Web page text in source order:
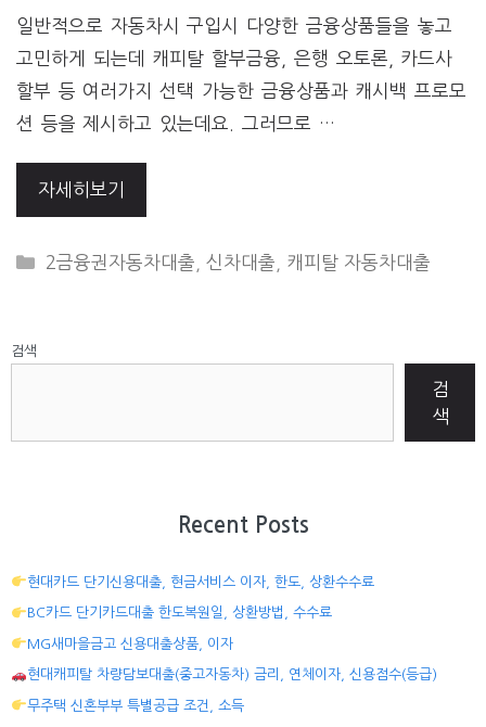
일반적으로 자동차시 구입시 다양한 금융상품들을 놓고
고민하게 되는데 캐피탈 할부금융, 은행 오토론, 카드사
할부 등 여러가지 선택 가능한 금융상품과 캐시백 프로모
션 등을 제시하고 있는데요. 그러므로 …
자세히보기
CATEGORIES
2금융권자동차대출 ,신차대출 캐피탈 자동차대출
검색
검
색
Recent Posts
현대카드 단기신용대출, 현금서비스 이자, 한도, 상환수수료
BC카드 단기카드대출 한도복원일, 상환방법, 수수료
MG새마을금고 신용대출상품, 이자
현대캐피탈 차량담보대출(중고자동차) 금리, 연체이자, 신용점수(등급)
무주택 신혼부부 특별공급 조건, 소득